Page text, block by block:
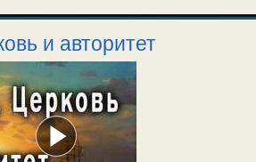
и авторитет